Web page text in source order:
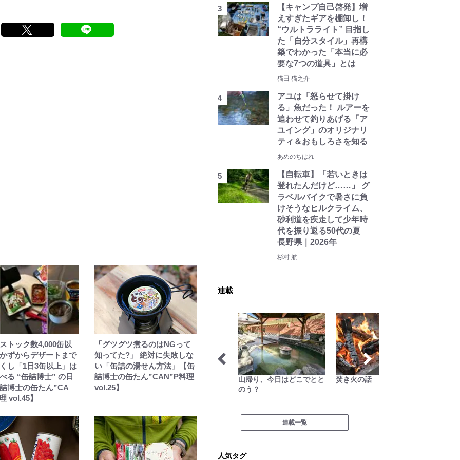
ストック数4,000缶以
かずからデザートまで
し「1日3缶以上」は
る “缶詰博士” の日
博士の缶たん”CA
vol.45】
「グツグツ煮るのはNGって
知ってた?」 絶対に失敗しな
い「缶詰の湯せん方法」【缶
詰博士の缶たん”CAN”P料理
vol.25】
【キャンプ自己啓発】増
えすぎたギアを棚卸し！
“ウルトラライト” 目指し
た「自分スタイル」再構
築でわかった「本当に必
要な7つの道具」とは
猫田 猫之介
アユは「怒らせて掛け
る」魚だった！ ルアーを
追わせて釣りあげる「ア
ユイング」のオリジナリ
ティ＆おもしろさを知る
あめのちはれ
【自転車】「若いときは
登れたんだけど……」 グ
ラベルバイクで暑さに負
けそうなヒルクライム、
砂利道を疾走して少年時
代を振り返る50代の夏
長野県｜2026年
杉村 航
連載
ブーツの国の街角で 琉球島猫百景
山帰り、今日はどこでとと
のう？
焚き火の話
連載一覧
人気タグ